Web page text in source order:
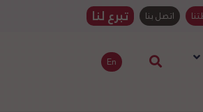
اتصل بنا تبرع لنا
En